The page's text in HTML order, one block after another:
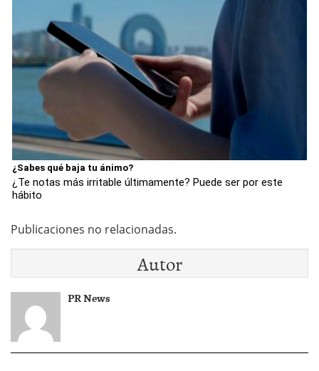
¿Sabes qué baja tu ánimo?
¿Te notas más irritable últimamente? Puede ser por este
hábito
Publicaciones no relacionadas.
Autor
PR News